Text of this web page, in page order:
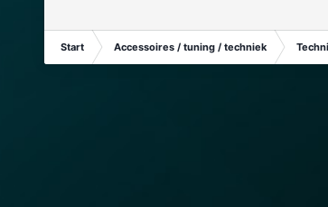
Start Accessoires / tuning / techniek